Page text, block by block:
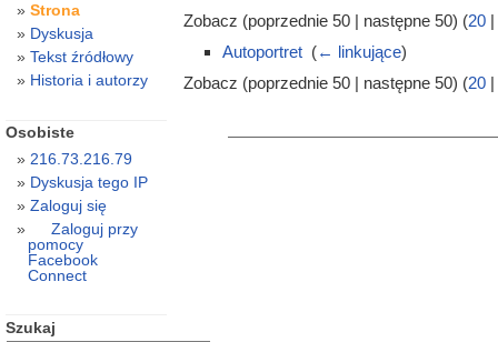
Zobacz (poprzednie 50 | następne 50) (20|
Autoportret‎ (← linkujące)
Zobacz (poprzednie 50 | następne 50) (20|
Strona
Dyskusja
Tekst źródłowy
Historia i autorzy
Osobiste
216.73.216.79
Dyskusja tego IP
Zaloguj się
Zaloguj przy
pomocy
Facebook
Connect
Szukaj